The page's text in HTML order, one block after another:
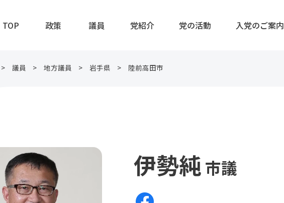
TOP 政策 議員 党紹介 党の活動 入党のご案内
議員 地方議員 岩手県 陸前高田市
伊勢純市議